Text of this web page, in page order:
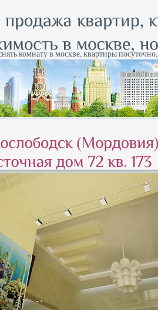
комнату в москве, квартиры